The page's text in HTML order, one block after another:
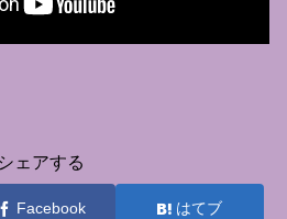
シェアする
Facebook はてブ